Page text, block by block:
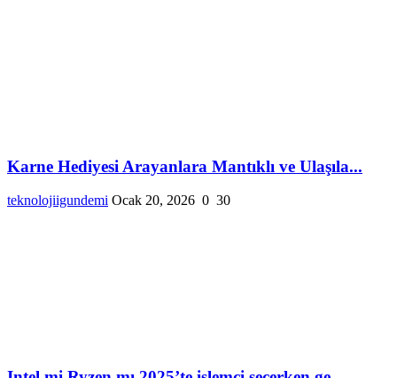
Karne Hediyesi Arayanlara Mantıklı ve Ulaşıla...
teknolojiigundemi Ocak 20, 2026 0 30